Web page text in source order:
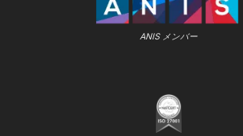
ANIS メンバー